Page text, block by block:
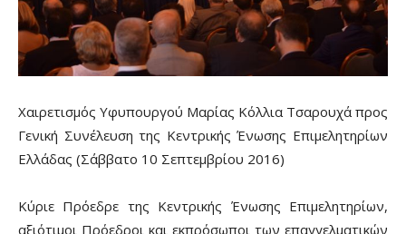
Χαιρετισμός Υφυπουργού Μαρίας Κόλλια Τσαρουχά προς
Γενική Συνέλευση της Κεντρικής Ένωσης Επιμελητηρίων
Ελλάδας (Σάββατο 10 Σεπτεμβρίου 2016)
Κύριε Πρόεδρε της Κεντρικής Ένωσης Επιμελητηρίων,
αξιότιμοι Πρόεδροι και εκπρόσωποι των επαγγελματικών